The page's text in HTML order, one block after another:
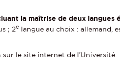
la maîtrise de deux langues
; 2e langue au choix : allemand,
le site internet de l’Université.